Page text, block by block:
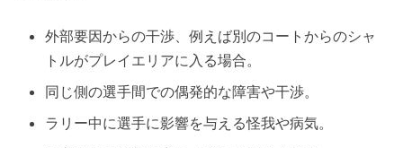
外部要因からの干渉、例えば別のコートからのシャ
トルがプレイエリアに入る場合。
同じ側の選手間での偶発的な障害や干渉。
ラリー中に選手に影響を与える怪我や病気。